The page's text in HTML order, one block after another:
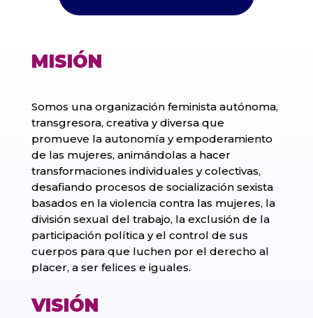
MISIÓN
Somos una organización feminista autónoma,
transgresora, creativa y diversa que
promueve la autonomía y empoderamiento
de las mujeres, animándolas a hacer
transformaciones individuales y colectivas,
desafiando procesos de socialización sexista
basados en la violencia contra las mujeres, la
división sexual del trabajo, la exclusión de la
participación política y el control de sus
cuerpos para que luchen por el derecho al
placer, a ser felices e iguales.
VISIÓN